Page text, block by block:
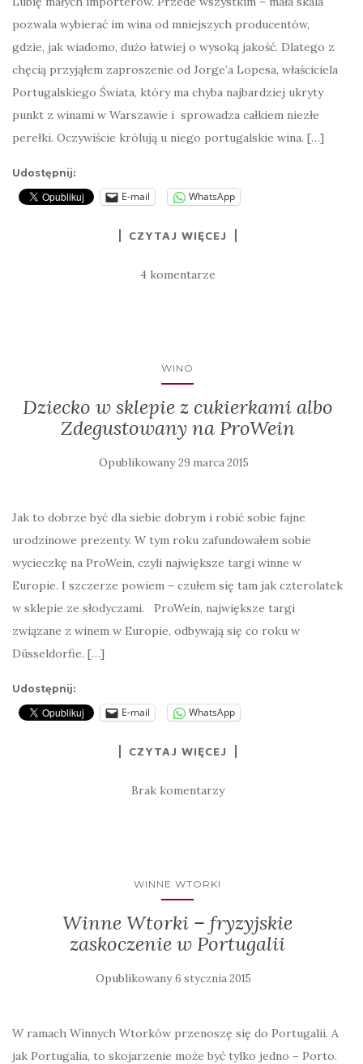
pozwala wybierać im wina od mniejszych producentów,
gdzie, jak wiadomo, dużo łatwiej o wysoką jakość. Dlatego z
chęcią przyjąłem zaproszenie od Jorge’a Lopesa, właściciela
Portugalskiego Świata, który ma chyba najbardziej ukryty
punkt z winami w Warszawie i sprowadza całkiem niezłe
perełki. Oczywiście królują u niego portugalskie wina. […]
Udostępnij:
E-mail WhatsApp
CZYTAJ WIĘCEJ
4 komentarze
WINO
Dziecko w sklepie z cukierkami albo
Zdegustowany na ProWein
Opublikowany29 marca 2015
Jak to dobrze być dla siebie dobrym i robić sobie fajne
urodzinowe prezenty. W tym roku zafundowałem sobie
wycieczkę na ProWein, czyli największe targi winne w
Europie. I szczerze powiem – czułem się tam jak czterolatek
w sklepie ze słodyczami. ProWein, największe targi
związane z winem w Europie, odbywają się co roku w
Düsseldorfie. […]
Udostępnij:
E-mail WhatsApp
CZYTAJ WIĘCEJ
Brak komentarzy
WINNE WTORKI
Winne Wtorki – fryzyjskie
zaskoczenie w Portugalii
Opublikowany6 stycznia 2015
W ramach Winnych Wtorków przenoszę się do Portugalii. A
jak Portugalia, to skojarzenie może być tylko jedno – Porto.